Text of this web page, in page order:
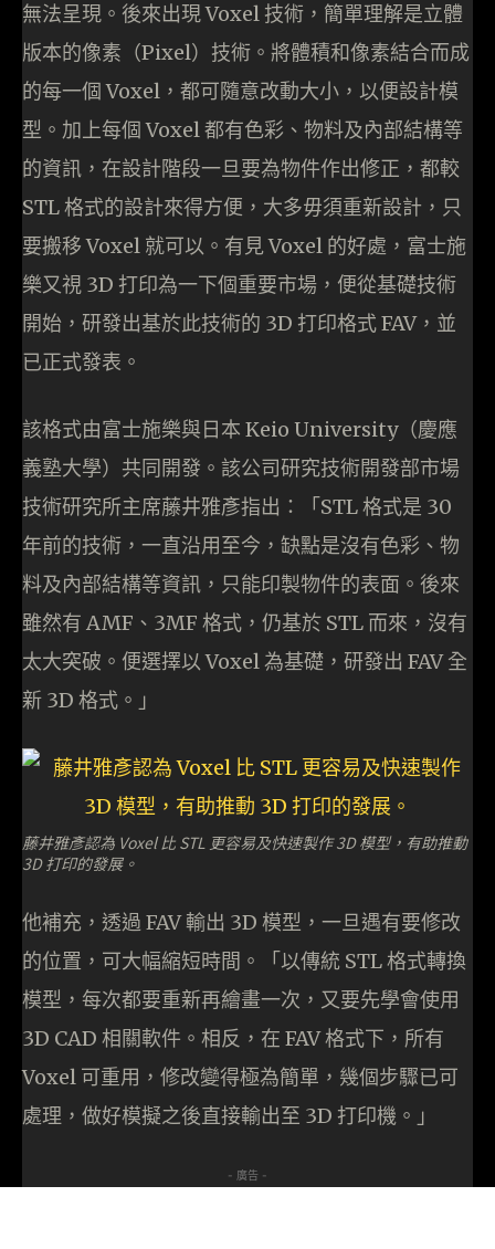
無法呈現。後來出現 Voxel 技術，簡單理解是立體
版本的像素（Pixel）技術。將體積和像素結合而成
的每一個 Voxel，都可隨意改動大小，以便設計模
型。加上每個 Voxel 都有色彩、物料及內部結構等
的資訊，在設計階段一旦要為物件作出修正，都較
STL 格式的設計來得方便，大多毋須重新設計，只
要搬移 Voxel 就可以。有見 Voxel 的好處，富士施
樂又視 3D 打印為一下個重要市場，便從基礎技術
開始，研發出基於此技術的 3D 打印格式 FAV，並
已正式發表。
該格式由富士施樂與日本 Keio University（慶應
義塾大學）共同開發。該公司研究技術開發部市場
技術研究所主席藤井雅彥指出：「STL 格式是 30
年前的技術，一直沿用至今，缺點是沒有色彩、物
料及內部結構等資訊，只能印製物件的表面。後來
雖然有 AMF、3MF 格式，仍基於 STL 而來，沒有
太大突破。便選擇以 Voxel 為基礎，研發出 FAV 全
新 3D 格式。」
藤井雅彥認為 Voxel 比 STL 更容易及快速製作 3D 模型，有助推動
3D 打印的發展。
他補充，透過 FAV 輸出 3D 模型，一旦遇有要修改
的位置，可大幅縮短時間。「以傳統 STL 格式轉換
模型，每次都要重新再繪畫一次，又要先學會使用
3D CAD 相關軟件。相反，在 FAV 格式下，所有
Voxel 可重用，修改變得極為簡單，幾個步驟已可
處理，做好模擬之後直接輸出至 3D 打印機。」
- 廣告 -